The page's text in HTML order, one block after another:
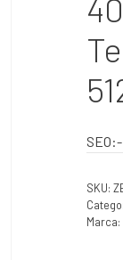
SKU:
Marca: